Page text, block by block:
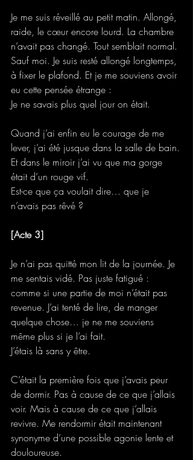
Je me suis réveillé au petit matin. Allongé,
raide, le cœur encore lourd. La chambre
n’avait pas changé. Tout semblait normal.
Sauf moi. Je suis resté allongé longtemps,
à fixer le plafond. Et je me souviens avoir
eu cette pensée étrange :
Je ne savais plus quel jour on était.
Quand j’ai enfin eu le courage de me
lever, j’ai été jusque dans la salle de bain.
Et dans le miroir j’ai vu que ma gorge
était d’un rouge vif.
Est-ce que ça voulait dire… que je
n’avais pas rêvé ?
[Acte 3]
Je n’ai pas quitté mon lit de la journée. Je
me sentais vidé. Pas juste fatigué :
comme si une partie de moi n’était pas
revenue. J’ai tenté de lire, de manger
quelque chose… je ne me souviens
même plus si je l’ai fait.
J’étais là sans y être.
C’était la première fois que j’avais peur
de dormir. Pas à cause de ce que j’allais
voir. Mais à cause de ce que j’allais
revivre. Me rendormir était maintenant
synonyme d’une possible agonie lente et
douloureuse.